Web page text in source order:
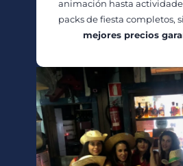
animación hasta
packs de fiesta completos,
mejores precios